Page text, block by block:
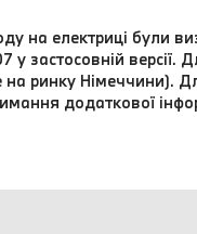
на електриці були
застосовній версії.
ринку Німеччини).
додаткової